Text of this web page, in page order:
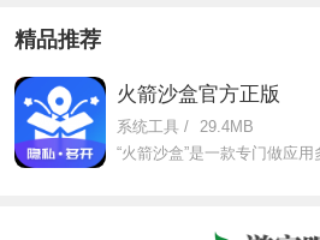
精品推荐
火箭沙盒官方正版
系统工具 /
29.4MB